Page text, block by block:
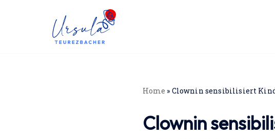
Home » Clownin sensibilisiert
Clownin